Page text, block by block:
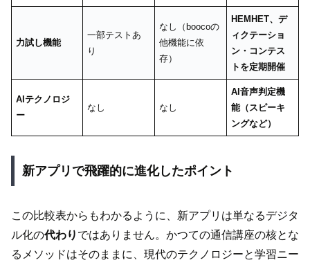
力試し機能
一部テストあ
り
なし（boocoの
他機能に依
存）
HEMHET、デ
ィクテーショ
ン・コンテス
トを定期開催
AIテクノロジ
ー
なし なし
AI音声判定機
能（スピーキ
ングなど）
新アプリで飛躍的に進化したポイント
この比較表からもわかるように、新アプリは単なるデジタ
ル化の代わり ではありません。かつての通信講座の核とな
るメソッドはそのままに、現代のテクノロジーと学習ニー